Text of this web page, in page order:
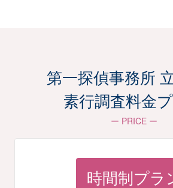
第一探偵事務所
素行調査料金
ー PRICE ー
時間制プラ